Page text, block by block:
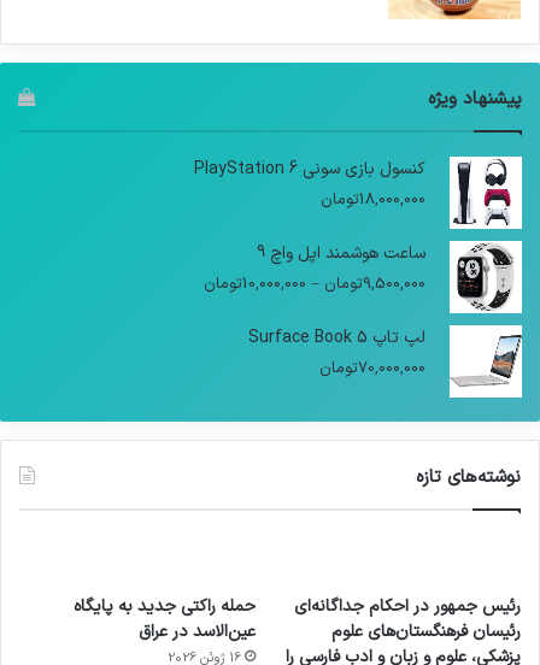
پیشنهاد ویژه
کنسول بازی سونی PlayStation 6
18,000,000تومان
ساعت هوشمند اپل واچ 9
9,500,000تومان –
10,000,000تومان
لپ تاپ Surface Book 5
70,000,000تومان
نوشته‌های تازه
رئیس جمهور در احکام جداگانه‌ای
رئیسان فرهنگستان‌های علوم
پزشکی، علوم و زبان و ادب فارسی را
حمله راکتی جدید به پایگاه
عین‌الاسد در عراق
16 ژوئن 2026